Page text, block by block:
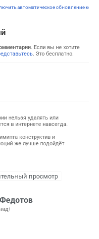
автоматическое обновление
. Если вы не хотите
. Это бесплатно.
нельзя удалять или
в интернете навсегда.
конструктив и
же лучше подойдёт